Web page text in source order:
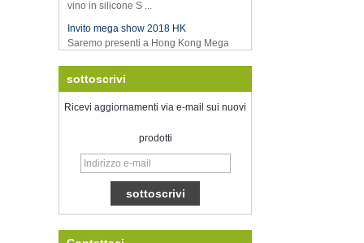
Saremo presenti a Hong Kong Mega
Show Part 1 sul 20-23 ottobre 2018, sia
comming!
Benvenuto per incontrarci nello show
home ispirato, McCormick Place
Sigillatore per vuoto di stoccaggio
alimentare
Buona fortuna con il tuo lavoro per tutto
il nuovo anno
Shenzhen Kring è riaprezzato su 8-
sottoscrivi
Ricevi aggiornamenti via e-mail sui nuovi
prodotti